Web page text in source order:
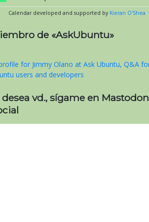
Calendar developed and supported by Kieran O'Shea
de «AskUbuntu»
desea vd., sígame en Mastodon